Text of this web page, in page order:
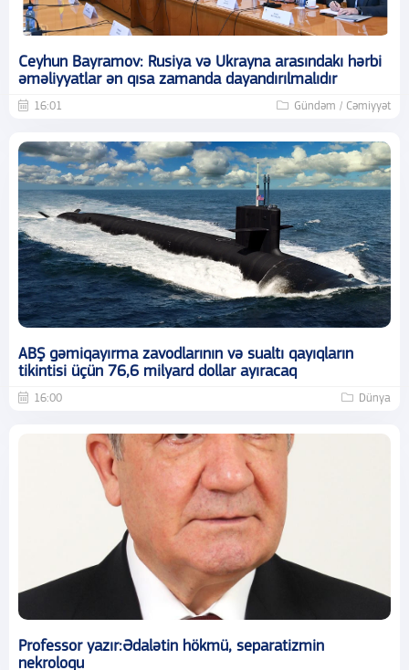
Ceyhun Bayramov: Rusiya və Ukrayna arasındakı hərbi
əməliyyatlar ən qısa zamanda dayandırılmalıdır
16:01 Gündəm / Cəmiyyət
ABŞ gəmiqayırma zavodlarının və sualtı qayıqların
tikintisi üçün 76,6 milyard dollar ayıracaq
16:00 Dünya
Professor yazır:Ədalətin hökmü, separatizmin
nekroloqu